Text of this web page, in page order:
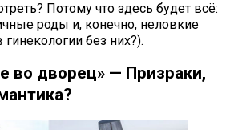
Потому что здесь будет всё:
роды и, конечно, неловкие
без них?).
во дворец» — Призраки,